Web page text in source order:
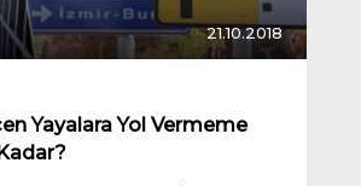
21.10.2018
Yayalara Yol Vermeme